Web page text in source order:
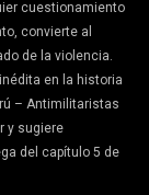
cuestionamiento
convierte al
de la violencia.
en la historia
– Antimilitaristas
y sugiere
del capítulo 5 de